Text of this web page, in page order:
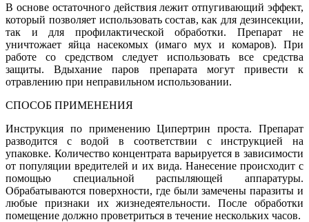
В основе остаточного действия лежит отпугивающий эффект,
который позволяет использовать состав, как для дезинсекции,
так и для профилактической обработки. Препарат не
уничтожает яйца насекомых (имаго мух и комаров). При
работе со средством следует использовать все средства
защиты. Вдыхание паров препарата могут привести к
отравлению при неправильном использовании.
СПОСОБ ПРИМЕНЕНИЯ
Инструкция по применению Ципертрин проста. Препарат
разводится с водой в соответствии с инструкцией на
упаковке. Количество концентрата варьируется в зависимости
от популяции вредителей и их вида. Нанесение происходит с
помощью специальной распыляющей аппаратуры.
Обрабатываются поверхности, где были замечены паразиты и
любые признаки их жизнедеятельности. После обработки
помещение должно проветриться в течение нескольких часов.